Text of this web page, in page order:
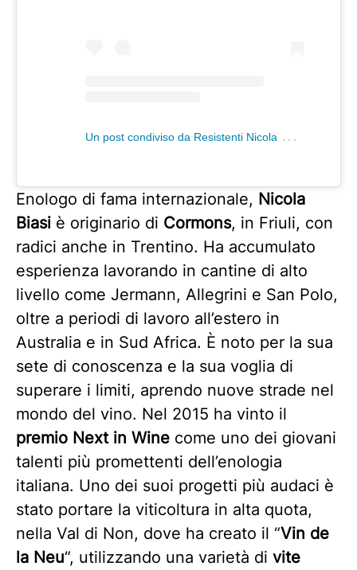
U
n post condiviso da Resistenti Nicola Biasi (@resistentinicolabiasi)
Enologo di fama internazionale, Nicola
Biasi è originario di Cormons, in Friuli, con
radici anche in Trentino. Ha accumulato
esperienza lavorando in cantine di alto
livello come Jermann, Allegrini e San Polo,
oltre a periodi di lavoro all’estero in
Australia e in Sud Africa. È noto per la sua
sete di conoscenza e la sua voglia di
superare i limiti, aprendo nuove strade nel
mondo del vino. Nel 2015 ha vinto il
premio Next in Wine come uno dei giovani
talenti più promettenti dell’enologia
italiana. Uno dei suoi progetti più audaci è
stato portare la viticoltura in alta quota,
nella Val di Non, dove ha creato il “Vin de
la Neu“, utilizzando una varietà di vite